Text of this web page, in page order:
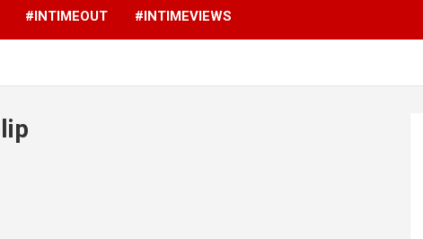
#INTIMEOUT #INTIMEVIEWS